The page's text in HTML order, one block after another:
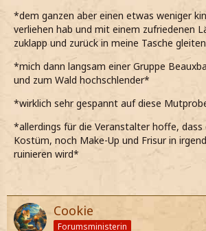
*dem ganzen aber einen etwas weniger
verliehen hab und mit einem zufriedenen
zuklapp und zurück in meine Tasche
*mich dann langsam einer Gruppe
und zum Wald hochschlender*
*wirklich sehr gespannt auf diese
*allerdings für die Veranstalter hoffe, dass
Kostüm, noch Make-Up und Frisur in
ruinieren wird*
Cookie
Forumsministerin